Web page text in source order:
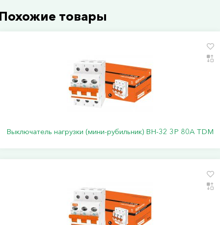
товары
Выключатель нагрузки (мини-рубильник) ВН-32 3P 80A TDM